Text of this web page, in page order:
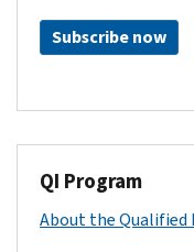
Subscribe now
QI Program
About the